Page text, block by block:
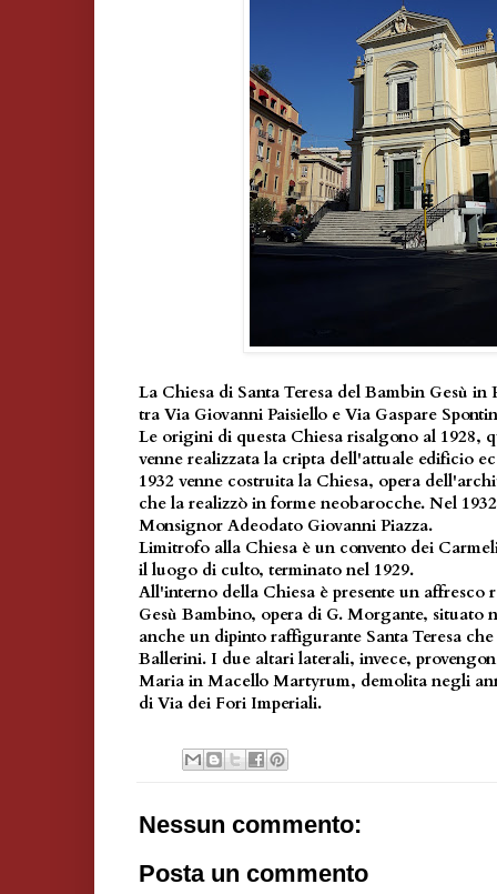
La Chiesa di Santa Teresa del Bambin Gesù
tra Via Giovanni Paisiello e Via Gaspare
Le origini di questa Chiesa risalgono al 1928,
venne realizzata la cripta dell'attuale edificio
1932 venne costruita la Chiesa, opera
che la realizzò in forme neobarocche. Nel
Monsignor Adeodato Giovanni Piazza.
Limitrofo alla Chiesa è un convento dei
il luogo di culto, terminato nel 1929.
All'interno della Chiesa è presente un affresco
Gesù Bambino, opera di G. Morgante, situato
anche un dipinto raffigurante Santa Teresa
Ballerini. I due altari laterali, invece,
Maria in Macello Martyrum, demolita negli
di Via dei Fori Imperiali.
Nessun commento:
Posta un commento